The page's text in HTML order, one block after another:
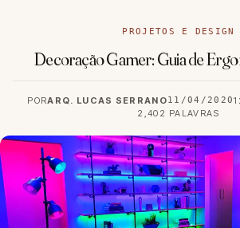
PROJETOS E DESIGN
Decoração Gamer: Guia de
PORARQ. LUCAS SERRANO11/04/2020
2,402 PALAVRAS